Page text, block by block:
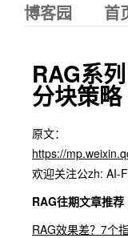
博客园 首
RAG系
分块策略
原文：
https://
欢迎关注公zh: AI-
RAG往期文章推荐
RAG效果差？7个